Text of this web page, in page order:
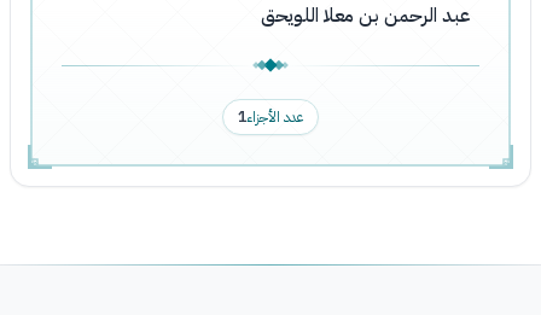
عبد الرحمن بن معلا اللويحق
عدد الأجزاء1